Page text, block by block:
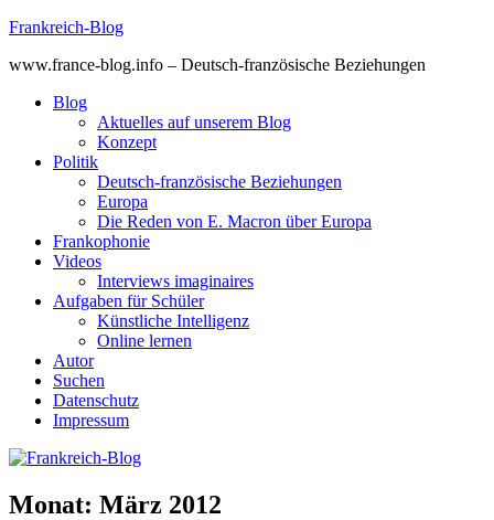
Skip
content
Frankreich-Blog
www.france-blog.info – Deutsch-französische Beziehungen
Blog
Aktuelles auf unserem Blog
Konzept
Politik
Deutsch-französische Beziehungen
Europa
Die Reden von E. Macron über Europa
Frankophonie
Videos
Interviews imaginaires
Aufgaben für Schüler
Künstliche Intelligenz
Online lernen
Autor
Suchen
Datenschutz
Impressum
Monat: März 2012